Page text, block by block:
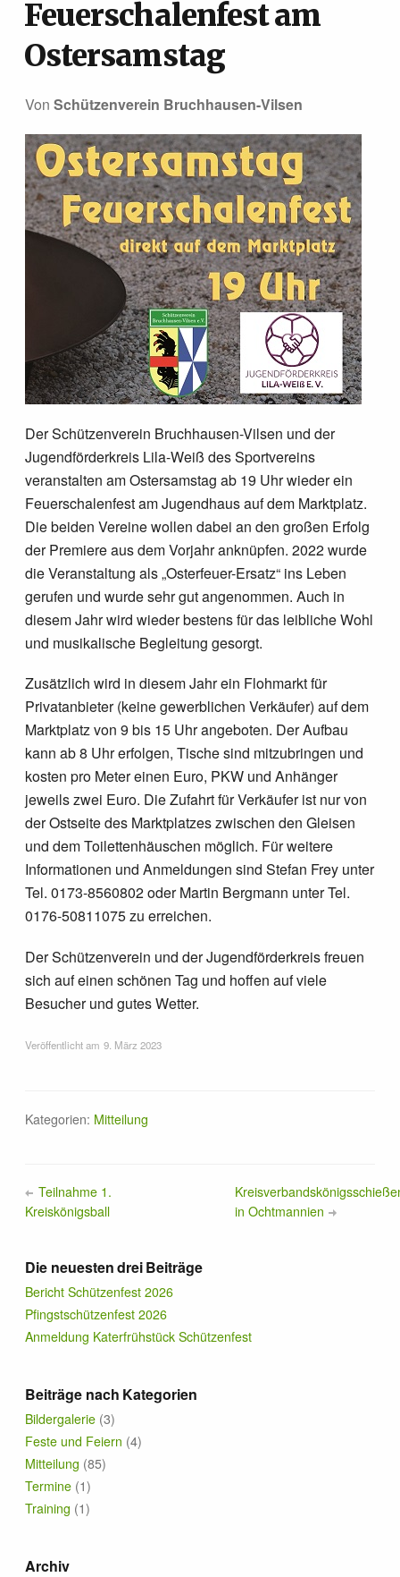
Feuerschalenfest am
Ostersamstag
VonSchützenverein Bruchhausen-Vilsen
Der Schützenverein Bruchhausen-Vilsen und der
Jugendförderkreis Lila-Weiß des Sportvereins
veranstalten am Ostersamstag ab 19 Uhr wieder ein
Feuerschalenfest am Jugendhaus auf dem Marktplatz.
Die beiden Vereine wollen dabei an den großen Erfolg
der Premiere aus dem Vorjahr anknüpfen. 2022 wurde
die Veranstaltung als „Osterfeuer-Ersatz“ ins Leben
gerufen und wurde sehr gut angenommen. Auch in
diesem Jahr wird wieder bestens für das leibliche Wohl
und musikalische Begleitung gesorgt.
Zusätzlich wird in diesem Jahr ein Flohmarkt für
Privatanbieter (keine gewerblichen Verkäufer) auf dem
Marktplatz von 9 bis 15 Uhr angeboten. Der Aufbau
kann ab 8 Uhr erfolgen, Tische sind mitzubringen und
kosten pro Meter einen Euro, PKW und Anhänger
jeweils zwei Euro. Die Zufahrt für Verkäufer ist nur von
der Ostseite des Marktplatzes zwischen den Gleisen
und dem Toilettenhäuschen möglich. Für weitere
Informationen und Anmeldungen sind Stefan Frey unter
Tel. 0173-8560802 oder Martin Bergmann unter Tel.
0176-50811075 zu erreichen.
Der Schützenverein und der Jugendförderkreis freuen
sich auf einen schönen Tag und hoffen auf viele
Besucher und gutes Wetter.
Veröffentlicht am 9. März 2023
Kategorien: Mitteilung
Teilnahme 1.
Kreiskönigsball
in Ochtmannien
Die neuesten drei Beiträge
Bericht Schützenfest 2026
Pfingstschützenfest 2026
Anmeldung Katerfrühstück Schützenfest
Beiträge nach Kategorien
Bildergalerie (3)
Feste und Feiern (4)
Mitteilung (85)
Termine (1)
Training (1)
Archiv